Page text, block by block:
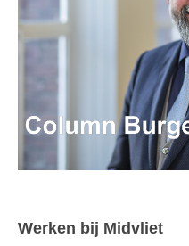
Werken bij Midvliet